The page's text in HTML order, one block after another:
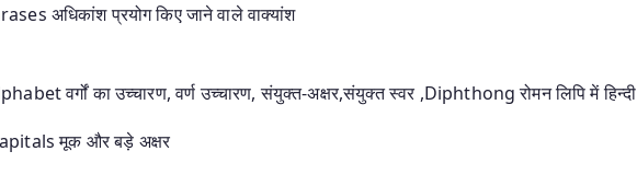
अधिकांश प्रयोग किए जाने वाले वाक्यांश
वर्गों का उच्चारण, वर्ण उच्चारण, संयुक्त-अक्षर,संयुक्त स्वर ,Diphthong रोमन लिपि में हिन्दी
मूक और बड़े अक्षर